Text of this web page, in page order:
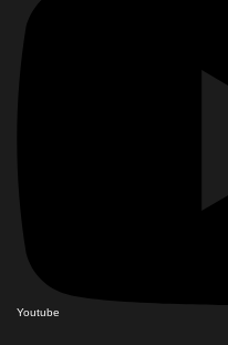
Youtube